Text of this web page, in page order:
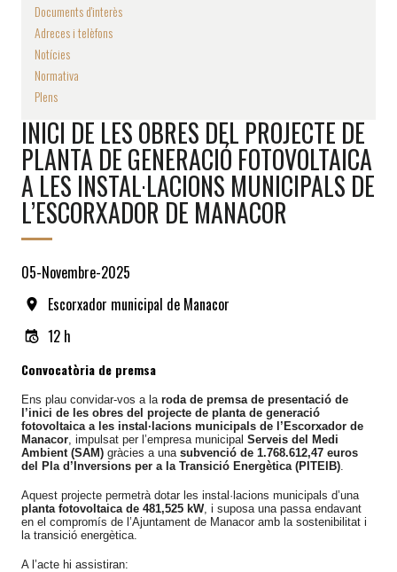
Documents d'interès
Adreces i telèfons
Notícies
Normativa
Plens
INICI DE LES OBRES DEL PROJECTE DE
PLANTA DE GENERACIÓ FOTOVOLTAICA
A LES INSTAL·LACIONS MUNICIPALS DE
L’ESCORXADOR DE MANACOR
05-Novembre-2025
Escorxador municipal de Manacor
12 h
Convocatòria de premsa
Ens plau convidar-vos a la roda de premsa de presentació de
l’inici de les obres del projecte de planta de generació
fotovoltaica a les instal·lacions municipals de l’Escorxador de
Manacor , impulsat per l’empresa municipal Serveis del Medi
Ambient (SAM) gràcies a una subvenció de 1.768.612,47 euros
del Pla d’Inversions per a la Transició Energètica (PITEIB)
Aquest projecte permetrà dotar les instal·lacions municipals d’una
planta fotovoltaica de 481,525 kW, i suposa una passa endavant
en el compromís de l’Ajuntament de Manacor amb la sostenibilitat i
la transició energètica.
A l’acte hi assistiran: